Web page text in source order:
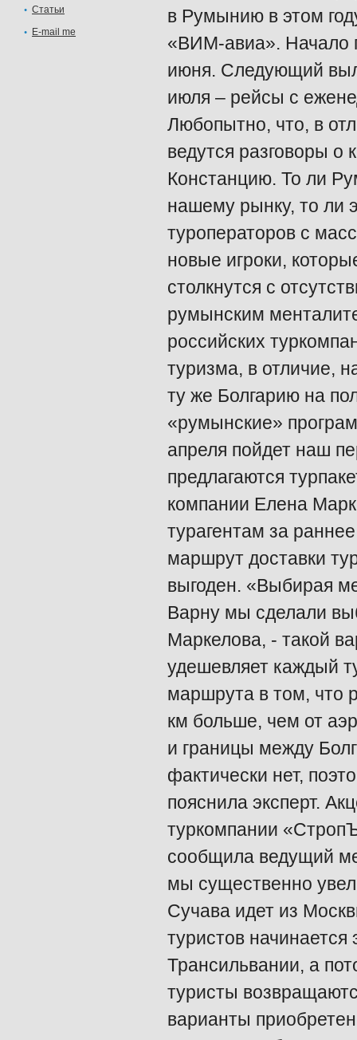
Статьи
E-mail me
в Румынию в этом
«ВИМ-авиа». Начало
июня. Следующий
июля – рейсы с
Любопытно, что, в
ведутся разговоры о
Констанцию. То ли
нашему рынку, то ли
туроператоров с
новые игроки,
столкнутся с
румынским
российских
туризма, в отличие,
ту же Болгарию на
«румынские»
апреля пойдет наш
предлагаются
компании Елена
турагентам за
маршрут доставки
выгоден. «Выбирая
Варну мы сделали
Маркелова, - такой
удешевляет каждый
маршрута в том, что
км больше, чем от
и границы между
фактически нет,
пояснила эксперт.
туркомпании
сообщила ведущий
мы существенно
Сучава идет из
туристов
Трансильвании, а
туристы
варианты